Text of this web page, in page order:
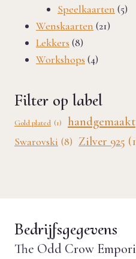
Speelkaarten 55
Wenskaarten 2121
Lekkers 88
producten
Workshops 44
Filter op label
Gold plated (1) handgemaakt
Swarovski (8) Zilver 925
Bedrijfsgegevens
The Odd Crow